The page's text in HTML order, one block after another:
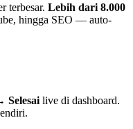
terbesar. Lebih dari 8.000
hingga SEO — auto-
Selesai live di dashboard.